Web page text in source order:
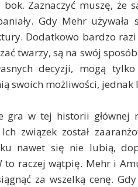
bok. Zaznaczyć muszę,
Gdy Mehr używała
Dodatkowo bardzo
twarzy, są na swój
decyzji, mogą
swoich możliwości,
gra w tej historii
związek został
nawet się nie lubią,
to raczej wątpię. Mehr i
za wszelką cenę.